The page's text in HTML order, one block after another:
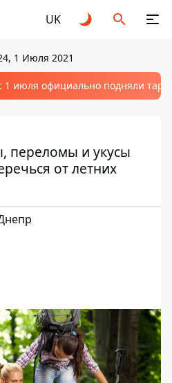
UK
1 Июля 2021
1 июля официально подняли
переломы и укусы
от летних